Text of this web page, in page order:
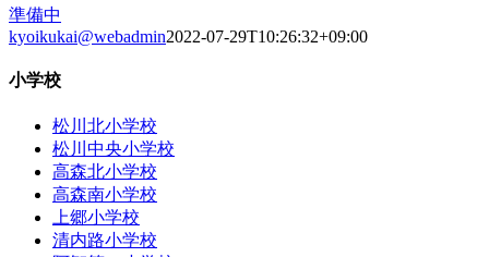
準備中
kyoikukai@webadmin2022-07-29T10:26:32+09:00
小学校
松川北小学校
松川中央小学校
高森北小学校
高森南小学校
上郷小学校
清内路小学校